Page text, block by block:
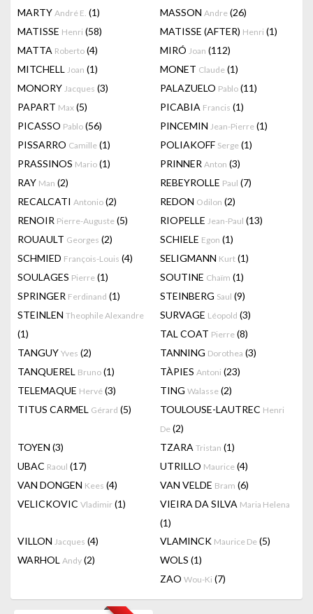
MARTY André E. (1) MASSON Andre (26)
MATISSE Henri (58) MATISSE (AFTER) Henri (1)
MATTA Roberto (4) MIRÓ Joan (112)
MITCHELL Joan (1) MONET Claude (1)
MONORY Jacques (3) PALAZUELO Pablo (11)
PAPART Max (5) PICABIA Francis (1)
PICASSO Pablo (56) PINCEMIN Jean-Pierre (1)
PISSARRO Camille (1) POLIAKOFF Serge (1)
PRASSINOS Mario (1) PRINNER Anton (3)
RAY Man (2) REBEYROLLE Paul (7)
RECALCATI Antonio (2) REDON Odilon (2)
RENOIR Pierre-Auguste (5) RIOPELLE Jean-Paul (13)
ROUAULT Georges (2) SCHIELE Egon (1)
SCHMIED François-Louis (4) SELIGMANN Kurt (1)
SOULAGES Pierre (1) SOUTINE Chaïm (1)
SPRINGER Ferdinand (1) STEINBERG Saul (9)
STEINLEN Theophile Alexandre
(1)
SURVAGE Léopold (3)
TAL COAT Pierre (8)
TANGUY Yves (2) TANNING Dorothea (3)
TANQUEREL Bruno (1) TÀPIES Antoni (23)
TELEMAQUE Hervé (3) TING Walasse (2)
TITUS CARMEL Gérard (5) TOULOUSE-LAUTREC Henri
De (2)
TOYEN (3) TZARA Tristan (1)
UBAC Raoul (17) UTRILLO Maurice (4)
VAN DONGEN Kees (4) VAN VELDE Bram (6)
VELICKOVIC Vladimir (1) VIEIRA DA SILVA Maria Helena
(1)
VILLON Jacques (4) VLAMINCK Maurice De (5)
WARHOL Andy (2) WOLS (1)
ZAO Wou-Ki (7)